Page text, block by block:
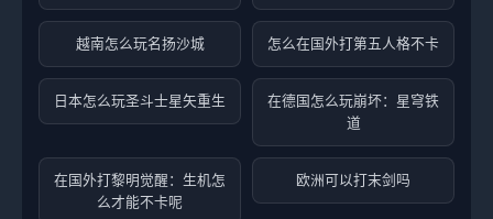
越南怎么玩名扬沙城 怎么在国外打第五人格不卡
日本怎么玩圣斗士星矢重生
在德国怎么玩崩坏：星穹铁
道
在国外打黎明觉醒：生机怎
么才能不卡呢
欧洲可以打末剑吗